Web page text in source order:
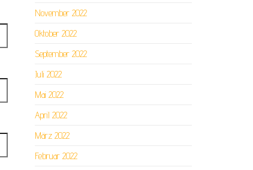
November 2022
Oktober 2022
September 2022
Juli 2022
Mai 2022
April 2022
März 2022
Februar 2022